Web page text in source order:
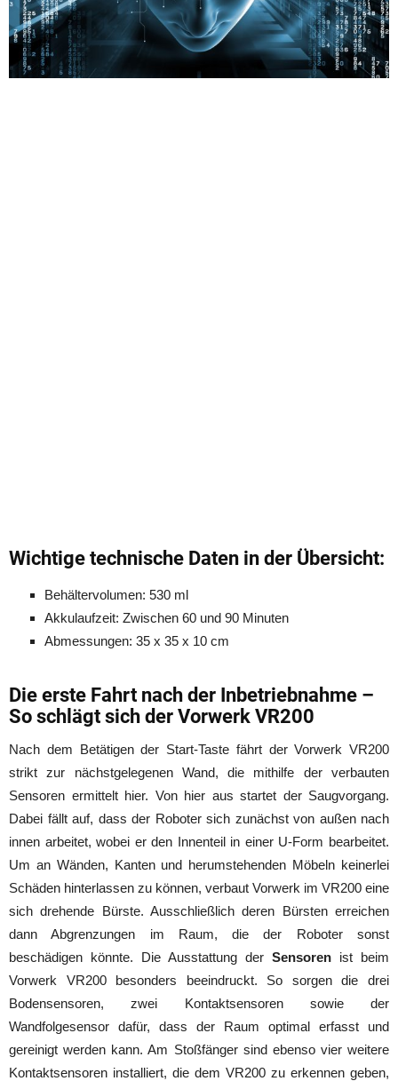
Wichtige technische Daten in der Übersicht:
Behältervolumen: 530 ml
Akkulaufzeit: Zwischen 60 und 90 Minuten
Abmessungen: 35 x 35 x 10 cm
Die erste Fahrt nach der Inbetriebnahme –
So schlägt sich der Vorwerk VR200
Nach dem Betätigen der Start-Taste fährt der Vorwerk VR200
strikt zur nächstgelegenen Wand, die mithilfe der verbauten
Sensoren ermittelt hier. Von hier aus startet der Saugvorgang.
Dabei fällt auf, dass der Roboter sich zunächst von außen nach
innen arbeitet, wobei er den Innenteil in einer U-Form bearbeitet.
Um an Wänden, Kanten und herumstehenden Möbeln keinerlei
Schäden hinterlassen zu können, verbaut Vorwerk im VR200 eine
sich drehende Bürste. Ausschließlich deren Bürsten erreichen
dann Abgrenzungen im Raum, die der Roboter sonst
beschädigen könnte. Die Ausstattung der Sensoren ist beim
Vorwerk VR200 besonders beeindruckt. So sorgen die drei
Bodensensoren, zwei Kontaktsensoren sowie der
Wandfolgesensor dafür, dass der Raum optimal erfasst und
gereinigt werden kann. Am Stoßfänger sind ebenso vier weitere
Kontaktsensoren installiert, die dem VR200 zu erkennen geben,